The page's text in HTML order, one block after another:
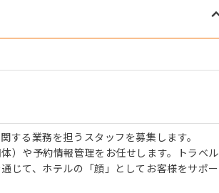
する業務を担うスタッフを募集します。
）や予約情報管理をお任せします。トラベル
じて、ホテルの「顔」としてお客様をサポー